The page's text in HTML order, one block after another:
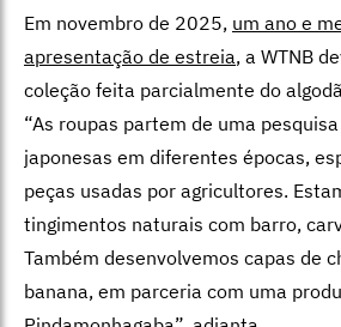
Em novembro de 2025, um ano e
apresentação de estreia, a WTNB
coleção feita parcialmente do
“As roupas partem de uma
japonesas em diferentes épocas,
peças usadas por agricultores.
tingimentos naturais com barro,
Também desenvolvemos capas de
banana, em parceria com uma